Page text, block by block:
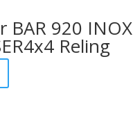
BAR 920 INOX
Reling